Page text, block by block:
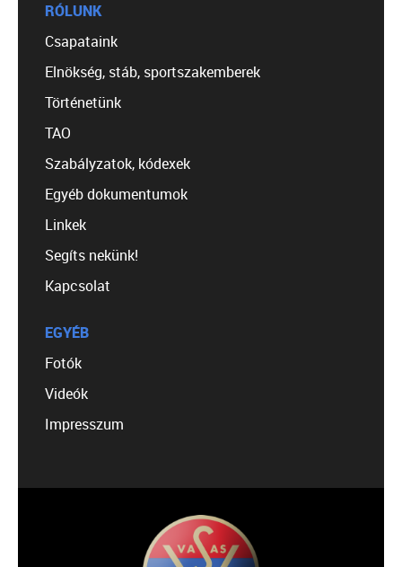
RÓLUNK
Csapataink
Elnökség, stáb, sportszakemberek
Történetünk
TAO
Szabályzatok, kódexek
Egyéb dokumentumok
Linkek
Segíts nekünk!
Kapcsolat
EGYÉB
Fotók
Videók
Impresszum